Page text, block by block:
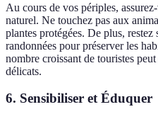
Au cours de vos périples,
naturel. Ne touchez pas aux
plantes protégées. De plus,
randonnées pour préserver les
nombre croissant de touristes
délicats.
6. Sensibiliser et Éduquer